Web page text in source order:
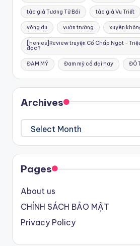
tác giả Tương Tử Bối tác giả Vu Triết
võng du vườn trường xuyên
[henies]Review truyện Cố Chấp Ngọt -
đọc?
ĐAM MỸ Đam mỹ cổ đại hay ĐÔ
Archives
Archives
Pages
About us
CHÍNH SÁCH BẢO MẬT
Privacy Policy